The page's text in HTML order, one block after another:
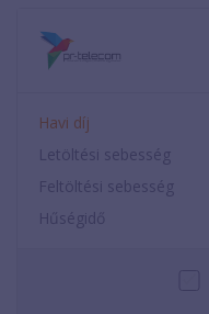
Havi díj
Letöltési sebesség
Feltöltési sebesség
Hűségidő